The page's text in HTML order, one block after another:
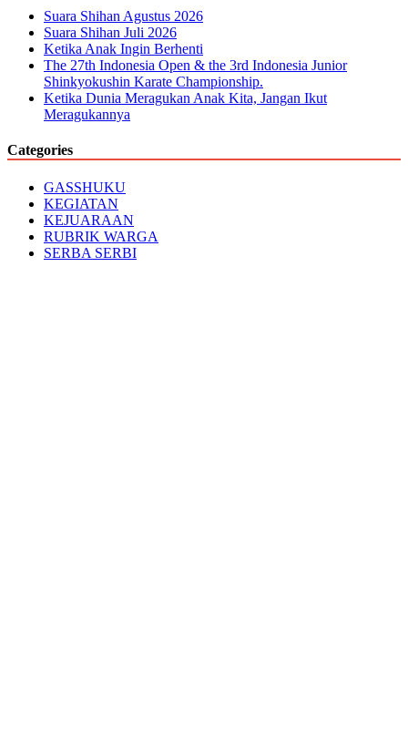
Suara Shihan Agustus 2026
Suara Shihan Juli 2026
Ketika Anak Ingin Berhenti
The 27th Indonesia Open & the 3rd Indonesia Junior
Shinkyokushin Karate Championship.
Ketika Dunia Meragukan Anak Kita, Jangan Ikut
Meragukannya
Categories
GASSHUKU
KEGIATAN
KEJUARAAN
RUBRIK WARGA
SERBA SERBI